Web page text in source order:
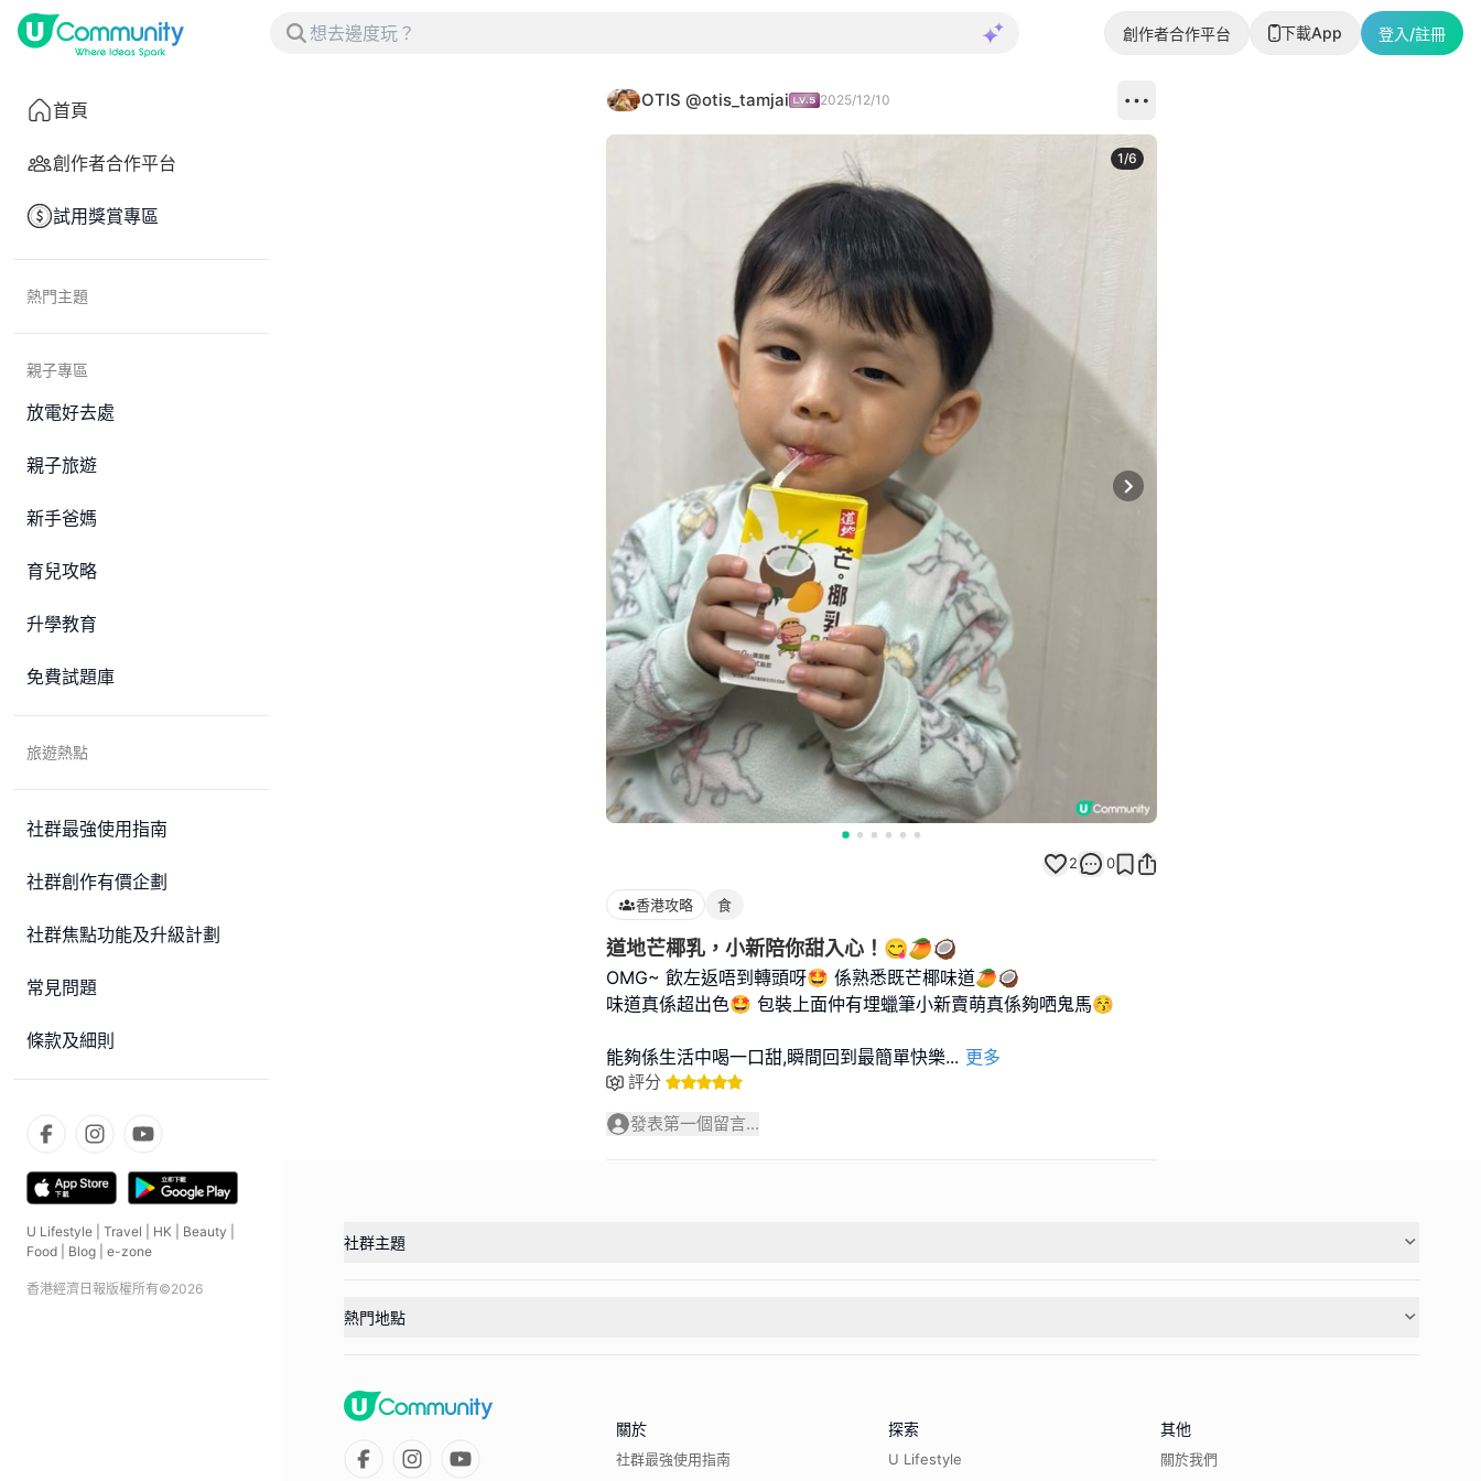
創作者合作平台 下載App 登入/註冊
首頁
創作者合作平台
試用獎賞專區
熱門主題
親子專區
放電好去處
親子旅遊
新手爸媽
育兒攻略
升學教育
免費試題庫
旅遊熱點
社群最強使用指南
社群創作有價企劃
社群焦點功能及升級計劃
常見問題
條款及細則
U Lifestyle Travel HK Beauty
Food
Blog e-zone
香港經濟日報版權所有©2026
OTIS @otis_tamjai 2025/12/10
Next slide
1/6
2 0
香港攻略 食
道地芒椰乳，小新陪你甜入心！😋🥭🥥
OMG~ 飲左返唔到轉頭呀🤩 係熟悉既芒椰味道🥭🥥
味道真係超出色🤩 包裝上面仲有埋蠟筆小新賣萌真係夠哂鬼馬😚
能夠係生活中喝一口甜,瞬間回到最簡單快樂... 更多
評分
發表第一個留言...
社群主題
熱門地點
關於
社群最強使用指南
探索
U Lifestyle
其他
關於我們